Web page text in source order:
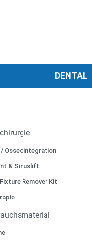
DENTAL
Osseointegration
& Sinuslift
Remover Kit